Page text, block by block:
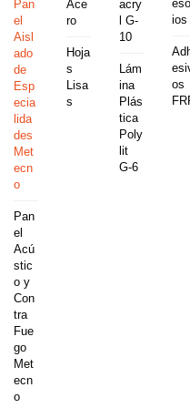
Pan
el
Aisl
ado
de
Esp
ecia
lida
des
Met
ecn
o
Pan
el
Acú
stic
o y
Con
tra
Fue
go
Met
ecn
o
Ace
ro
Hoja
s
Lisa
s
acry
l G-
10
Lám
ina
Plás
tica
Poly
lit
G-6
ios
os